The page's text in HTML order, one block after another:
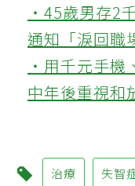
‧45歲男存2
通知「淚回職
‧用千元手機
中年後重視和
治療 失智